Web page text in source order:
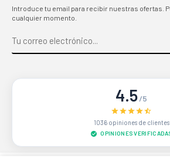
Introduce tu email para recibir nuestras ofertas.
cualquier momento.
4.5/5
1036 opiniones de clientes
OPINIONES